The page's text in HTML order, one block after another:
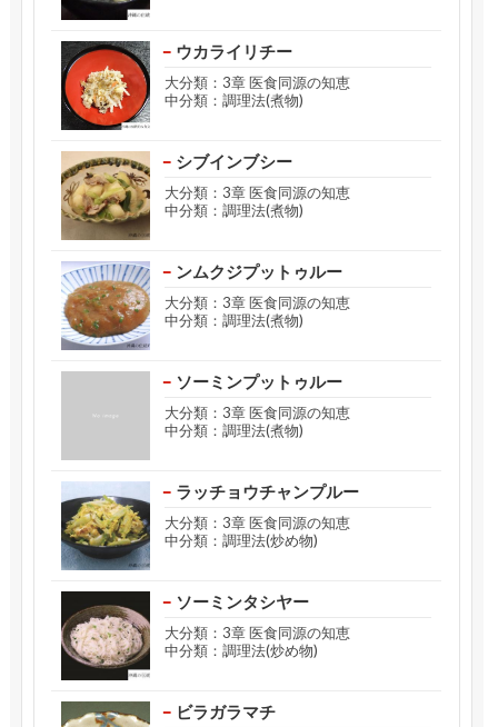
ウカライリチー
大分類：3章 医食同源の知恵
中分類：調理法(煮物)
シブインブシー
大分類：3章 医食同源の知恵
中分類：調理法(煮物)
ンムクジプットゥルー
大分類：3章 医食同源の知恵
中分類：調理法(煮物)
ソーミンプットゥルー
大分類：3章 医食同源の知恵
中分類：調理法(煮物)
ラッチョウチャンプルー
大分類：3章 医食同源の知恵
中分類：調理法(炒め物)
ソーミンタシヤー
大分類：3章 医食同源の知恵
中分類：調理法(炒め物)
ビラガラマチ